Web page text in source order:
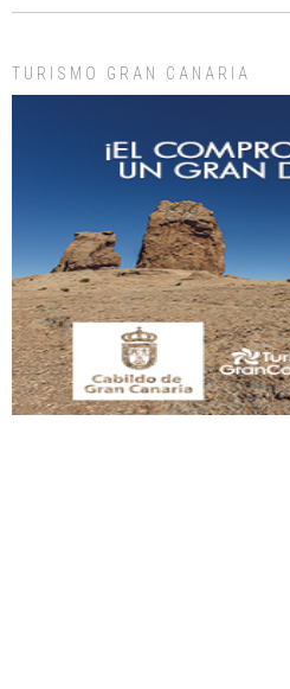
días, ella incluida...
Gato manso encontrado
Este gato macho ha aparecido en la calle
manso y extremadamente cari...
Leales.org » Gran Canaria | 9.7.2025
TURISMO GRAN CANARIA